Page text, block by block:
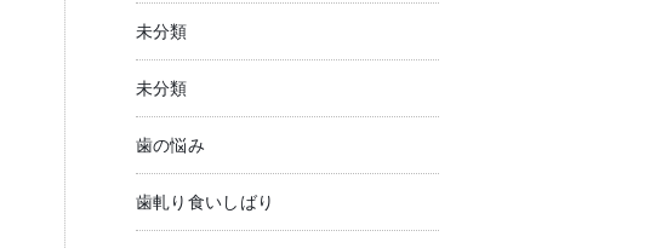
未分類
未分類
歯の悩み
歯軋り食いしばり